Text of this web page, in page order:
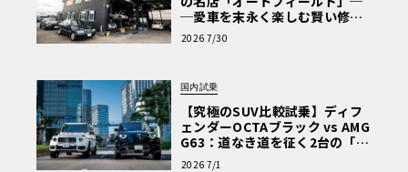
─愛車を末永く楽しむ賢い修理
術と、プロがフックス製オイル
を選ぶ理由〈PR〉
2026 7/30
国内試乗
【究極のSUV比較試乗】ディフ
ェンダーOCTAブラック vs AMG
G63：道なき道を征く2台の「対
極的アプローチ」
2026 7/1